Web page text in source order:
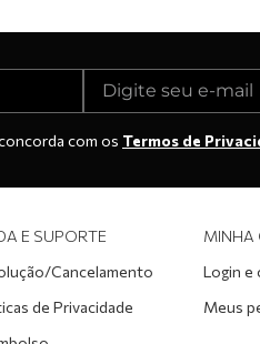
com os Termos de
E SUPORTE
Cancelamento
de Privacidade
MINHA
Login e
Meus